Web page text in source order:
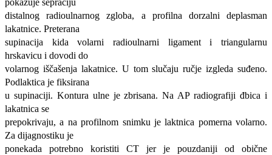
pokazuje sepraciju
distalnog radioulnarnog zgloba, a profilna dorzalni deplasman
lakatnice. Preterana
supinacija kida volarni radioulnarni ligament i triangularnu
hrskavicu i dovodi do
volarnog iščašenja lakatnice. U tom slučaju ručje izgleda suđeno.
Podlaktica je fiksirana
u supinaciji. Kontura ulne je zbrisana. Na AP radiografiji đbica i
lakatnica se
prepokrivaju, a na profilnom snimku je laktnica pomerna volarno.
Za dijagnostiku je
ponekada potrebno koristiti CT jer je pouzdaniji od obične